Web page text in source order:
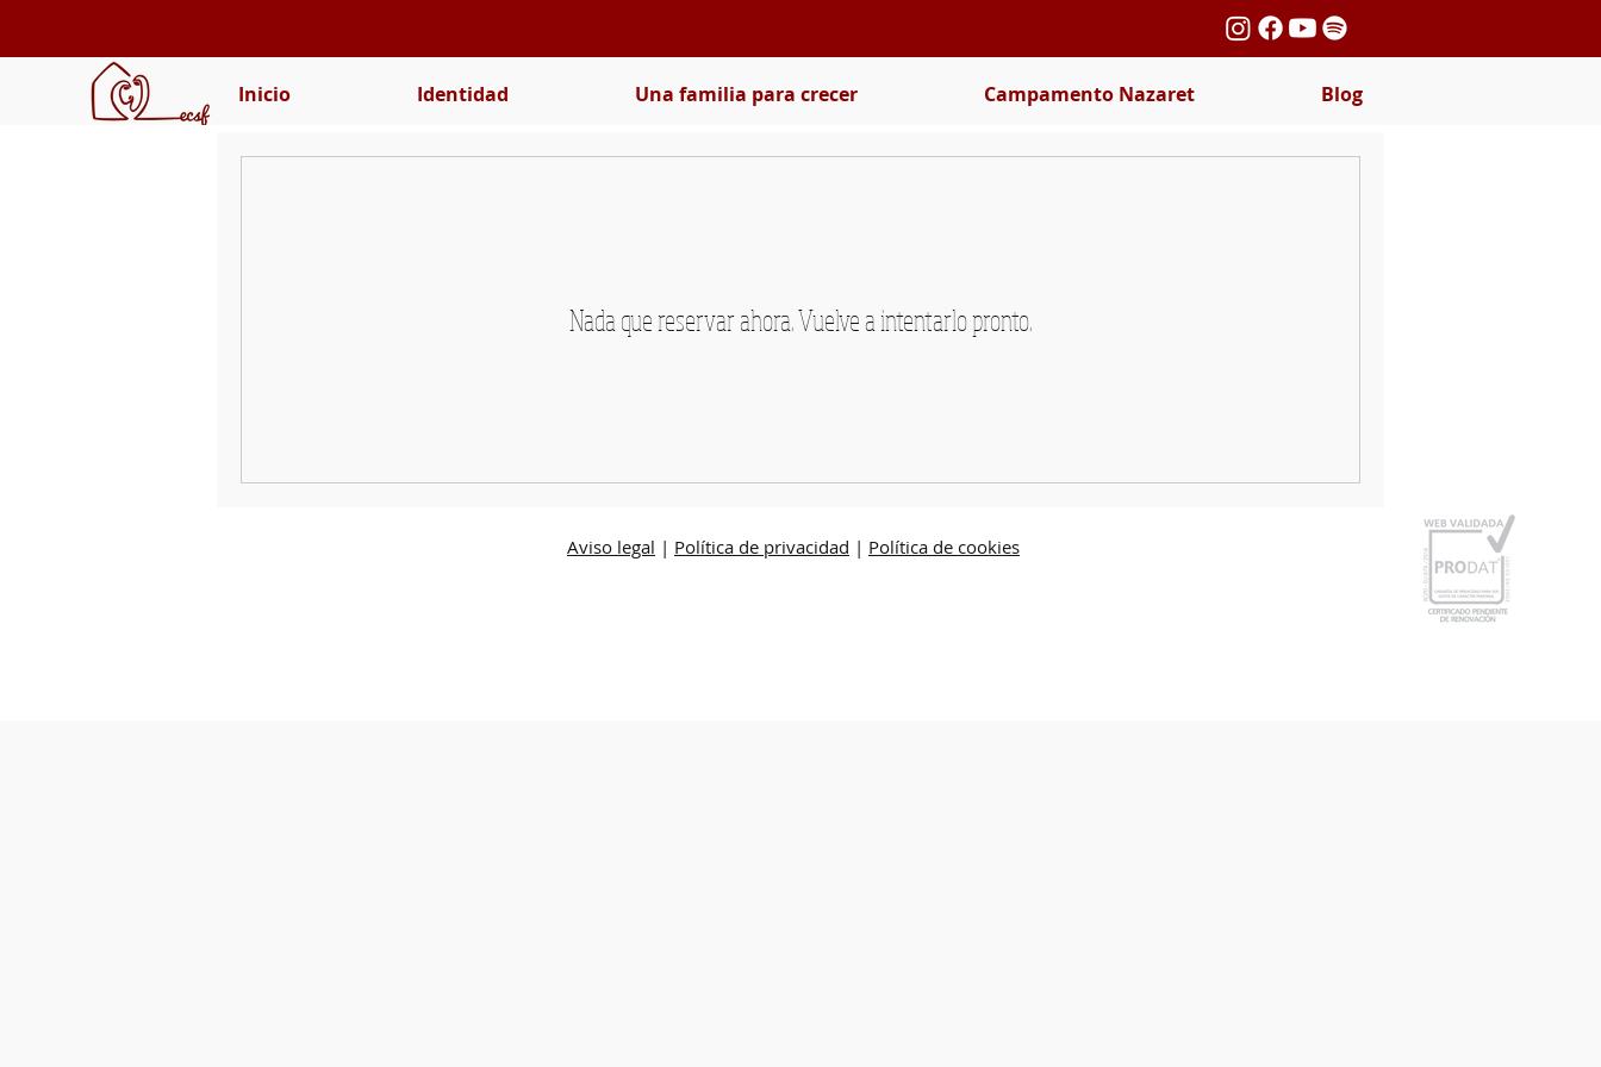
Inicio Identidad Una familia para crecer Campamento Nazaret Blog
Nada que reservar ahora. Vuelve a intentarlo pronto.
Aviso legal | Política de privacidad | Política de cookies